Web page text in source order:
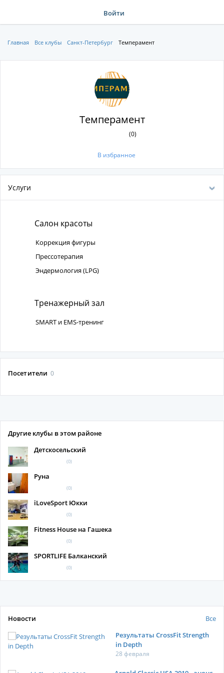
Войти
Главная Все клубы Санкт-Петербург Темперамент
Темперамент
(0)
В избранное
Услуги
Салон красоты
Коррекция фигуры
Прессотерапия
Эндермология (LPG)
Тренажерный зал
SMART и EMS-тренинг
Посетители 0
Другие клубы в этом районе
Детскосельский
(0)
Руна
(0)
iLoveSport Юкки
(0)
Fitness House на Гашека
(0)
SPORTLIFE Балканский
(0)
Новости
Все
Результаты CrossFit Strength
in Depth
28 февраля